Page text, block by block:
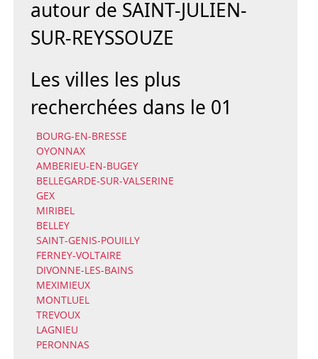
autour de SAINT-JULIEN-
SUR-REYSSOUZE
Les villes les plus
recherchées dans le 01
BOURG-EN-BRESSE
OYONNAX
AMBERIEU-EN-BUGEY
BELLEGARDE-SUR-VALSERINE
GEX
MIRIBEL
BELLEY
SAINT-GENIS-POUILLY
FERNEY-VOLTAIRE
DIVONNE-LES-BAINS
MEXIMIEUX
MONTLUEL
TREVOUX
LAGNIEU
PERONNAS